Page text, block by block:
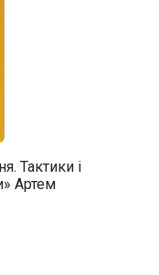
Тактики і
Артем